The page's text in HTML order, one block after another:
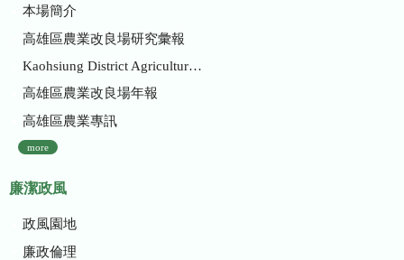
本場簡介
高雄區農業改良場研究彙報
Kaohsiung District Agricultural Research and Extension Station
高雄區農業改良場年報
高雄區農業專訊
more
廉潔政風
政風園地
廉政倫理